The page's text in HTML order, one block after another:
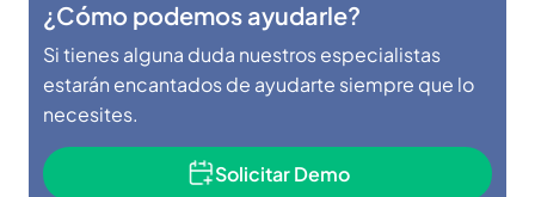
¿Cómo podemos ayudarle?
Si tienes alguna duda nuestros especialistas
estarán encantados de ayudarte siempre que lo
necesites.
Solicitar Demo